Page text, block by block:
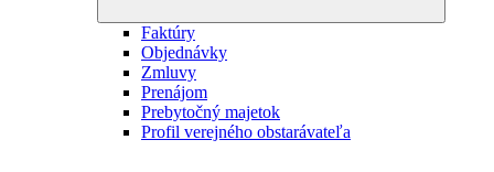
Faktúry
Objednávky
Zmluvy
Prenájom
Prebytočný majetok
Profil verejného obstarávateľa